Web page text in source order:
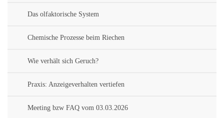
Das olfaktorische System
Chemische Prozesse beim Riechen
Wie verhält sich Geruch?
Praxis: Anzeigeverhalten vertiefen
Meeting bzw FAQ vom 03.03.2026